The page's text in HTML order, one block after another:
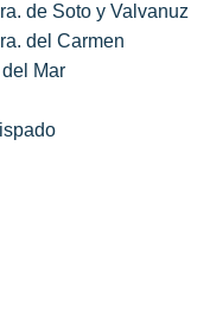
de Soto y Valvanuz
del Carmen
Mar